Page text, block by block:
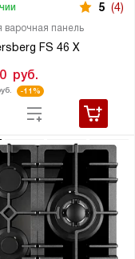
варочная панель
FS 46 X
5 (4)
руб.
-11%